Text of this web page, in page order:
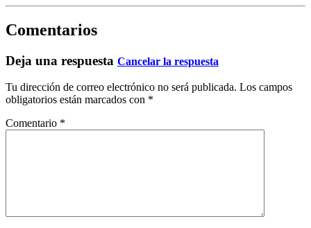
Comentarios
Deja una respuesta Cancelar la respuesta
Tu dirección de correo electrónico no será publicada. Los campos
obligatorios están marcados con *
Comentario *